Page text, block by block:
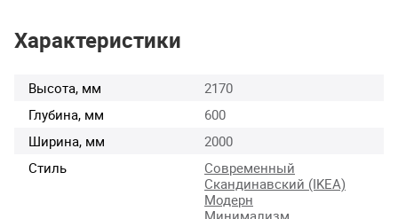
Характеристики
Высота, мм
2170
Глубина, мм
600
Ширина, мм
2000
Стиль
Современный
Скандинавский (IKEA)
Модерн